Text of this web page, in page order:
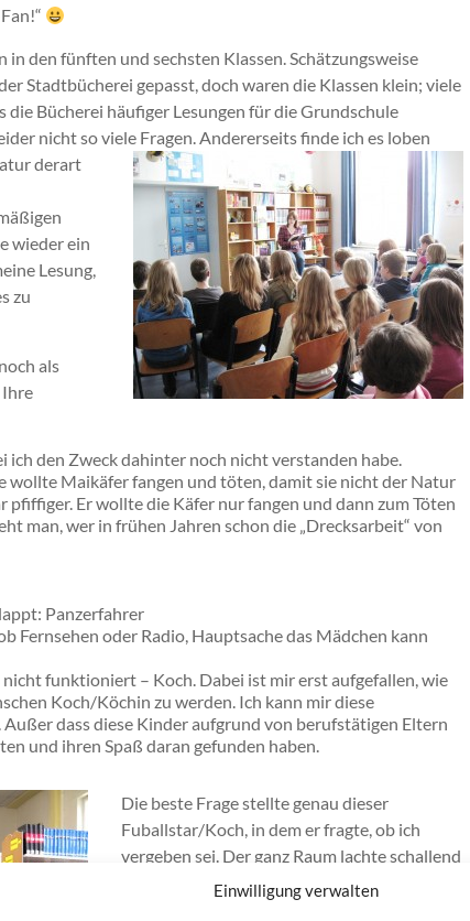
Einwilligung verwalten
in den fünften und sechsten Klassen. Schätzungsweise
Stadtbücherei gepasst, doch waren die Klassen klein; viele
die Bücherei häufiger Lesungen für die Grundschule
nicht so viele Fragen. Andererseits finde ich es loben
derart
wieder ein
Lesung,
zu
als
Ihre
ich den Zweck dahinter noch nicht verstanden habe.
wollte Maikäfer fangen und töten, damit sie nicht der Natur
pfiffiger. Er wollte die Käfer nur fangen und dann zum Töten
man, wer in frühen Jahren schon die „Drecksarbeit“ von
Panzerfahrer
Fernsehen oder Radio, Hauptsache das Mädchen kann
funktioniert – Koch. Dabei ist mir erst aufgefallen, wie
Koch/Köchin zu werden. Ich kann mir diese
dass diese Kinder aufgrund von berufstätigen Eltern
und ihren Spaß daran gefunden haben.
Die beste Frage stellte genau dieser
Fuballstar/Koch, in dem er fragte, ob ich
vergeben sei. Der ganz Raum lachte schallend
und ein Mädchen antwortete schnippisch: